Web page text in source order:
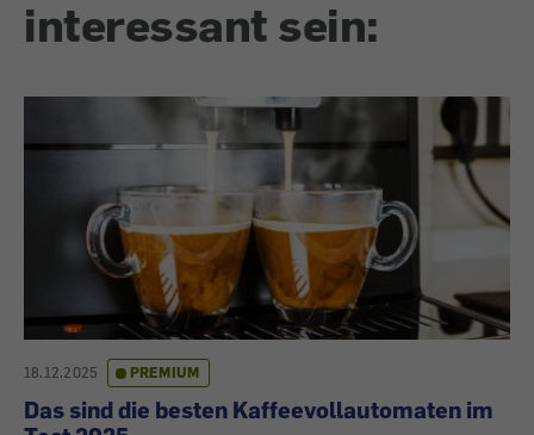
interessant sein:
18.12.2025 PREMIUM
Das sind die besten Kaffeevollautomaten im